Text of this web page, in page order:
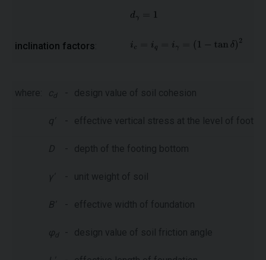
inclination factors
where: c d - design value of soil cohesion
q' - effective vertical stress at the level of
D - depth of the footing bottom
γ' - unit weight of soil
B' - effective width of foundation
φ d - design value of soil friction angle